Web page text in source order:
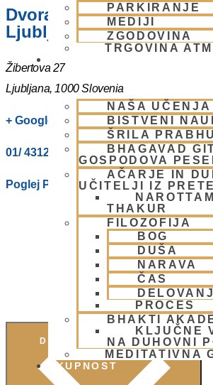
PARKIRANJE
MEDIJI
ZGODOVINA
TRGOVINA
NAŠA UČENJA
BISTVENI
ŠRILA
BHAGAVAD
GOSPODOVA
AČARJE IN
UČITELJI IZ
THAKUR
FILOZOFIJA
BOG
DUŠA
NARAVA
ČAS
PROCES
BHAKTI
KLJUČNE
NA DUHOVNI
MEDITATIVNA
SKUPNOST
Dvorana – Center Hare
Ljubljani
Žibertova 27
Ljubljana, 1000 Slovenia
+ Google Zemljevidi
01/ 4312319
Poglej Prizorišče spletno stran
DODAJ V KOLEDAR